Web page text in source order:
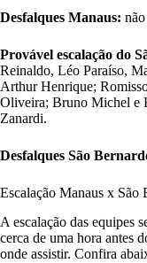
Desfalques Manaus:
Provável escalação do
Reinaldo, Léo Paraíso,
Arthur Henrique;
Oliveira; Bruno Michel e
Zanardi.
Desfalques São
Escalação Manaus x São
A escalação das equipes
cerca de uma hora antes
onde assistir. Confira